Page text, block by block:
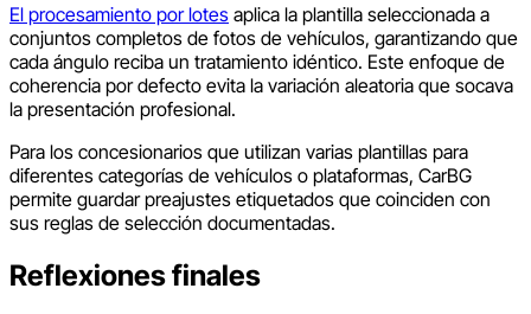
El procesamiento por lotes aplica la plantilla seleccionada a
conjuntos completos de fotos de vehículos, garantizando que
cada ángulo reciba un tratamiento idéntico. Este enfoque de
coherencia por defecto evita la variación aleatoria que socava
la presentación profesional.
Para los concesionarios que utilizan varias plantillas para
diferentes categorías de vehículos o plataformas, CarBG
permite guardar preajustes etiquetados que coinciden con
sus reglas de selección documentadas.
Reflexiones finales